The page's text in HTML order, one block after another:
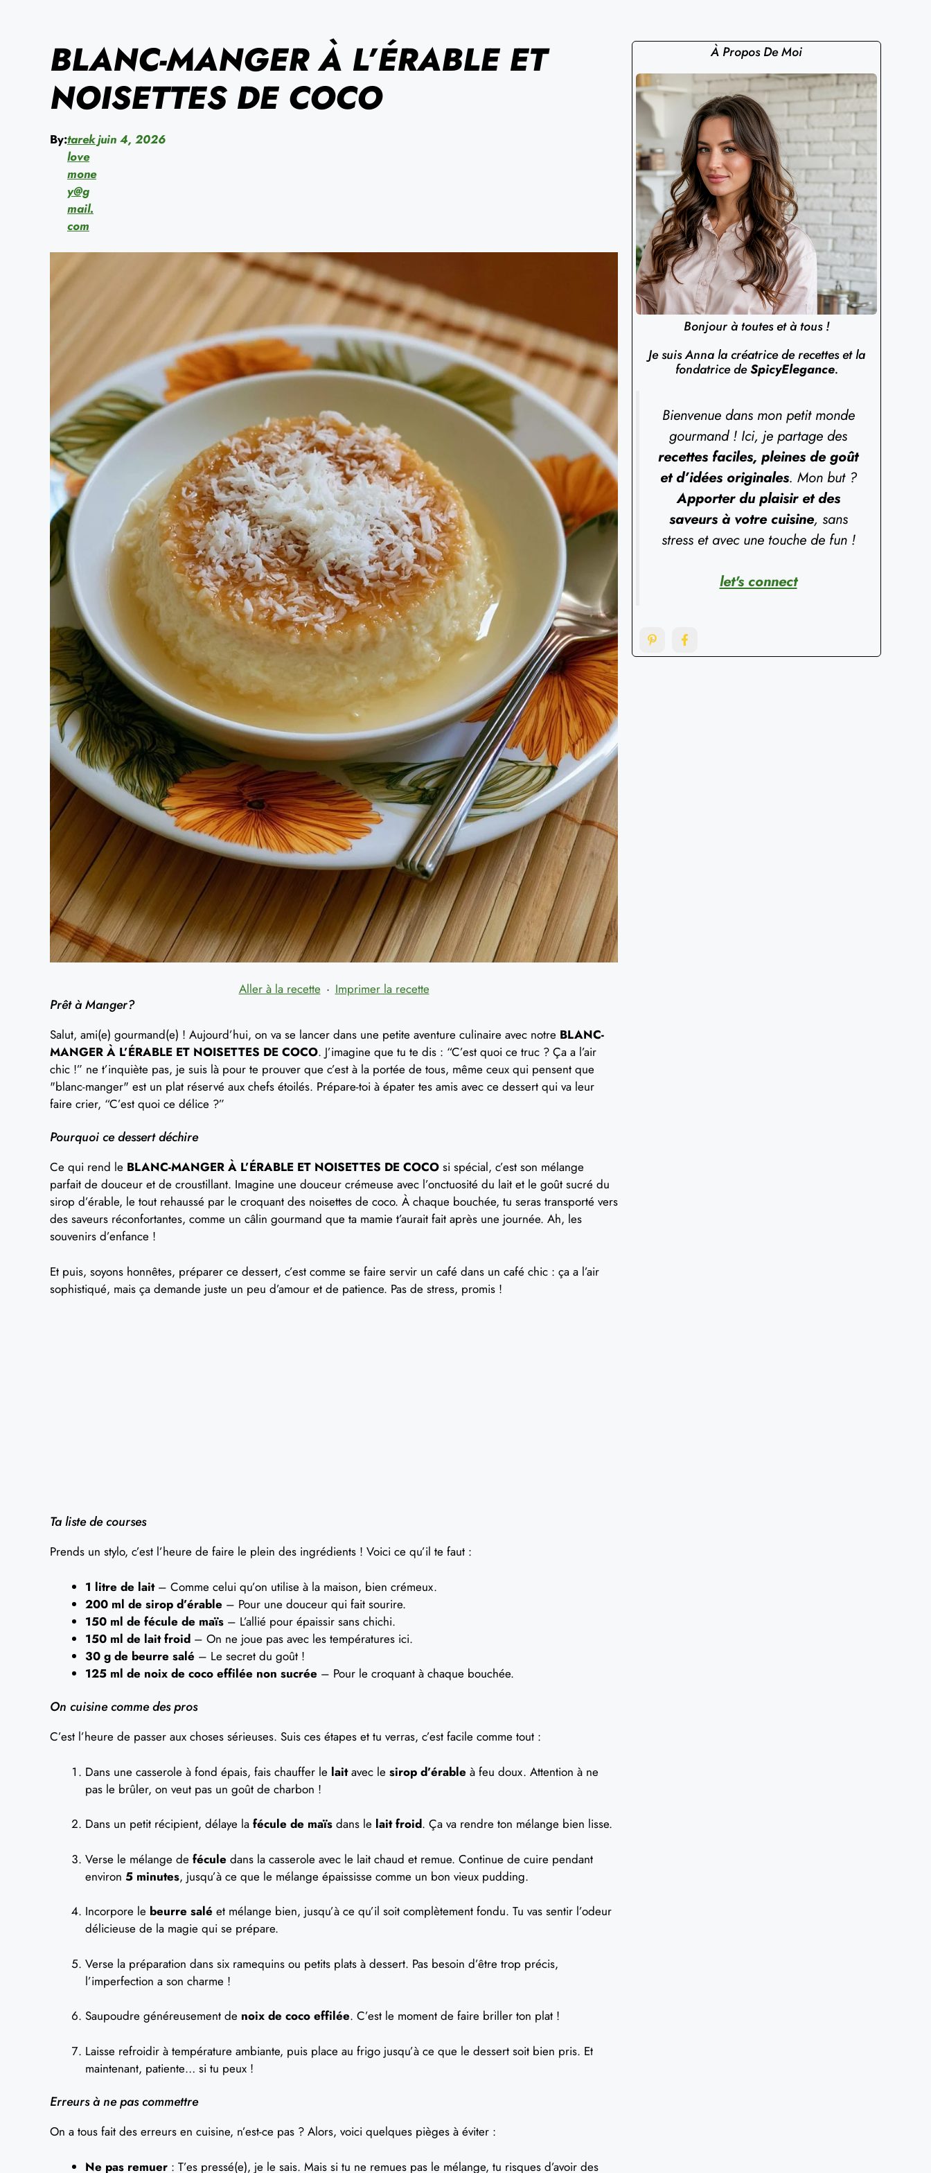
BLANC-MANGER À L’ÉRABLE ET
NOISETTES DE COCO
By:tarek
love
mone
y@g
mail.
com
juin 4, 2026
Aller à la recette · Imprimer la recette
Prêt à Manger?
Salut, ami(e) gourmand(e) ! Aujourd’hui, on va se lancer dans une petite aventure culinaire avec notre BLANC-
MANGER À L’ÉRABLE ET NOISETTES DE COCO. J’imagine que tu te dis : “C’est quoi ce truc ? Ça a l’air
chic !” ne t’inquiète pas, je suis là pour te prouver que c’est à la portée de tous, même ceux qui pensent que
"blanc-manger" est un plat réservé aux chefs étoilés. Prépare-toi à épater tes amis avec ce dessert qui va leur
faire crier, “C’est quoi ce délice ?”
Pourquoi ce dessert déchire
Ce qui rend le BLANC-MANGER À L’ÉRABLE ET NOISETTES DE COCO si spécial, c’est son mélange
parfait de douceur et de croustillant. Imagine une douceur crémeuse avec l’onctuosité du lait et le goût sucré du
sirop d’érable, le tout rehaussé par le croquant des noisettes de coco. À chaque bouchée, tu seras transporté vers
des saveurs réconfortantes, comme un câlin gourmand que ta mamie t’aurait fait après une journée. Ah, les
souvenirs d’enfance !
Et puis, soyons honnêtes, préparer ce dessert, c’est comme se faire servir un café dans un café chic : ça a l’air
sophistiqué, mais ça demande juste un peu d’amour et de patience. Pas de stress, promis !
Ta liste de courses
Prends un stylo, c’est l’heure de faire le plein des ingrédients ! Voici ce qu’il te faut :
1 litre de lait– Comme celui qu’on utilise à la maison, bien crémeux.
200 ml de sirop d’érable – Pour une douceur qui fait sourire.
150 ml de fécule de maïs – L’allié pour épaissir sans chichi.
150 ml de lait froid – On ne joue pas avec les températures ici.
30 g de beurre salé – Le secret du goût !
125 ml de noix de coco effilée non sucrée – Pour le croquant à chaque bouchée.
On cuisine comme des pros
C’est l’heure de passer aux choses sérieuses. Suis ces étapes et tu verras, c’est facile comme tout :
Dans une casserole à fond épais, fais chauffer le laitavec le sirop d’érable à feu doux. Attention à ne
pas le brûler, on veut pas un goût de charbon !
Dans un petit récipient, délaye la fécule de maïs dans le lait froid. Ça va rendre ton mélange bien lisse.
Verse le mélange de fécule dans la casserole avec le lait chaud et remue. Continue de cuire pendant
environ 5 minutes, jusqu’à ce que le mélange épaississe comme un bon vieux pudding.
Incorpore le beurre salé et mélange bien, jusqu’à ce qu’il soit complètement fondu. Tu vas sentir l’odeur
délicieuse de la magie qui se prépare.
Verse la préparation dans six ramequins ou petits plats à dessert. Pas besoin d’être trop précis,
l’imperfection a son charme !
Saupoudre généreusement de noix de coco effilée. C’est le moment de faire briller ton plat !
Laisse refroidir à température ambiante, puis place au frigo jusqu’à ce que le dessert soit bien pris. Et
maintenant, patiente… si tu peux !
Erreurs à ne pas commettre
On a tous fait des erreurs en cuisine, n’est-ce pas ? Alors, voici quelques pièges à éviter :
Ne pas remuer : T’es pressé(e), je le sais. Mais si tu ne remues pas le mélange, tu risques d’avoir des
À Propos De Moi
Bonjour à toutes et à tous !
Je suis Anna la créatrice de recettes et la
fondatrice deSpicyElegance.
Bienvenue dans mon petit monde
gourmand ! Ici, je partage des
recettes faciles, pleines de goût
et d’idées originales. Mon but ?
Apporter du plaisir et des
saveurs à votre cuisine, sans
stress et avec une touche de fun !
let's connect